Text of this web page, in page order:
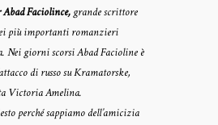
Faciolince,grande scrittore
più importanti romanzieri
Nei giorni scorsi Abad Facioline è
di russo su Kramatorske,
Victoria Amelina.
perché sappiamo dell’amicizia